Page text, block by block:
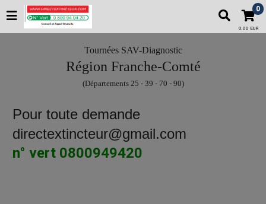
0
0,00 EUR
Tournées SAV-Diagnostic
Région Franche-Comté
(Départements 25 - 39 - 70 - 90)
Pour toute demande
directextincteur@gmail.com
n° vert 0800949420